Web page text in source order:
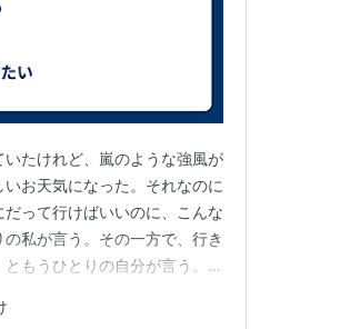
たけれど、嵐のような強風が
お天気になった。それなのに
って行けばいいのに、こんな
私が言う。その一方で、行き
もうひとりの自分が言う。
葉が頭に浮かぶようになった